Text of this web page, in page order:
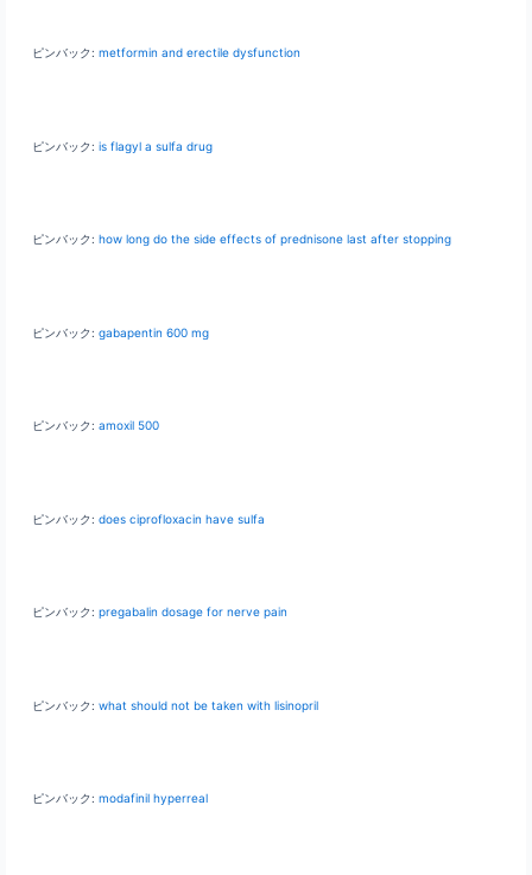
ピンバック: metformin and erectile dysfunction
ピンバック: is flagyl a sulfa drug
ピンバック: how long do the side effects of prednisone last after stopping
ピンバック: gabapentin 600 mg
ピンバック: amoxil 500
ピンバック: does ciprofloxacin have sulfa
ピンバック: pregabalin dosage for nerve pain
ピンバック: what should not be taken with lisinopril
ピンバック: modafinil hyperreal